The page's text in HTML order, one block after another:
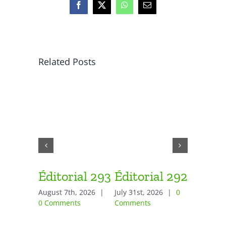
Facebook
X WhatsAppEmail
Related Posts
Éditorial 293
August 7th, 2026
|
0 Comments
Éditorial 292
July 31st, 2026 |
0
Comments